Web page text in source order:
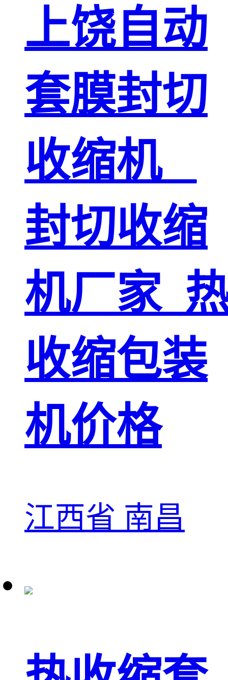
上饶自动
套膜封切
收缩机 _
封切收缩
机厂家_
收缩包装
机价格
江西省 南昌